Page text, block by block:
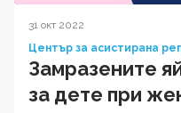
31 окт 2022
Център за асистирана
Замразените
за дете при